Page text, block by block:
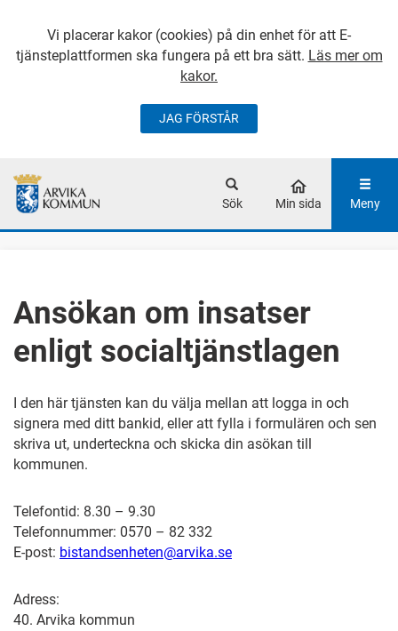
Vi placerar kakor (cookies) på din enhet för att E-
tjänsteplattformen ska fungera på ett bra sätt. Läs mer om
kakor.
JAG FÖRSTÅR
GÅ DIREKT TILL
Sök Min sida Meny
Ansökan om insatser
enligt socialtjänstlagen
I den här tjänsten kan du välja mellan att logga in och
signera med ditt bankid, eller att fylla i formulären och sen
skriva ut, underteckna och skicka din asökan till
kommunen.
Telefontid: 8.30 – 9.30
Telefonnummer: 0570 – 82 332
E-post: bistandsenheten@arvika.se
Adress:
40. Arvika kommun